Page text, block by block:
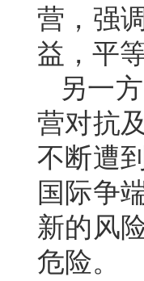
营，强
益，平
另一
营对抗
不断遭
国际争
新的风
危险。